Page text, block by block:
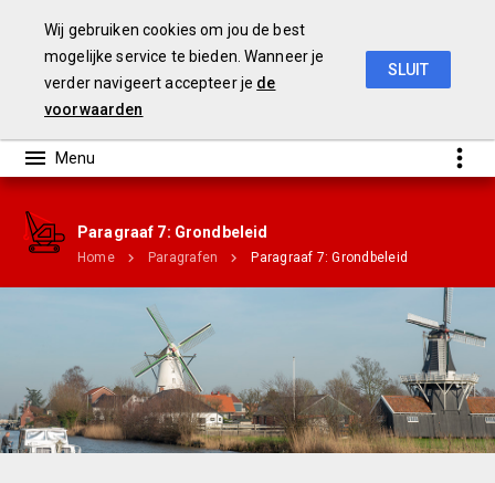
Paragraaf 7: Grondbeleid
Home Paragrafen Paragraaf 7: Grondbeleid
Wij gebruiken cookies om jou de best
mogelijke service te bieden. Wanneer je
verder navigeert accepteer je de
voorwaarden
SLUIT